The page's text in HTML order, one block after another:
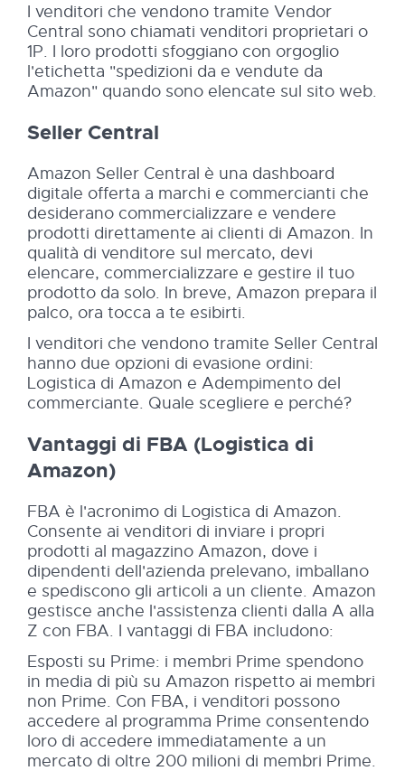
I venditori che vendono tramite Vendor
Central sono chiamati venditori proprietari o
1P. I loro prodotti sfoggiano con orgoglio
l'etichetta "spedizioni da e vendute da
Amazon" quando sono elencate sul sito web.
Seller Central
Amazon Seller Central è una dashboard
digitale offerta a marchi e commercianti che
desiderano commercializzare e vendere
prodotti direttamente ai clienti di Amazon. In
qualità di venditore sul mercato, devi
elencare, commercializzare e gestire il tuo
prodotto da solo. In breve, Amazon prepara il
palco, ora tocca a te esibirti.
I venditori che vendono tramite Seller Central
hanno due opzioni di evasione ordini:
Logistica di Amazon e Adempimento del
commerciante. Quale scegliere e perché?
Vantaggi di FBA (Logistica di
Amazon)
FBA è l'acronimo di Logistica di Amazon.
Consente ai venditori di inviare i propri
prodotti al magazzino Amazon, dove i
dipendenti dell'azienda prelevano, imballano
e spediscono gli articoli a un cliente. Amazon
gestisce anche l'assistenza clienti dalla A alla
Z con FBA. I vantaggi di FBA includono:
Esposti su Prime: i membri Prime spendono
in media di più su Amazon rispetto ai membri
non Prime. Con FBA, i venditori possono
accedere al programma Prime consentendo
loro di accedere immediatamente a un
mercato di oltre 200 milioni di membri Prime.